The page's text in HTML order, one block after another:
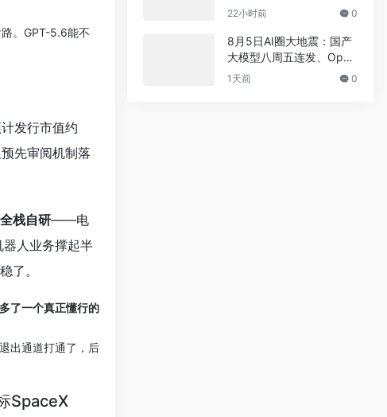
。GPT-5.6能不
发行市值约
预先审阅机制落
栈自研——电
人业务撑起半
了。
了一个真正懂行的
出通道打通了，后
SpaceX
源大战、字节发布全双工
22小时前 0
8月5日AI圈大地震：国产
大模型八周五连发、Open
AI用户破10亿、AI开始接
1天前 0